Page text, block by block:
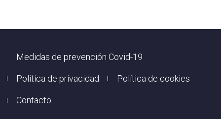
Footer
Medidas de prevención Covid-19
Politica de privacidad Política de cookies
Contacto